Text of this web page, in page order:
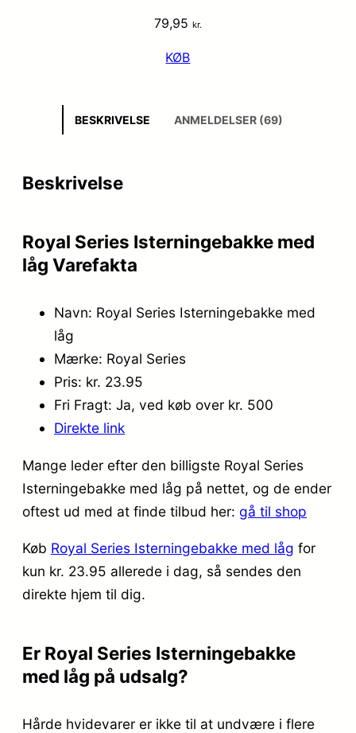
79,95 kr.
KØB
BESKRIVELSE ANMELDELSER (69)
Beskrivelse
Royal Series Isterningebakke med
låg Varefakta
Navn: Royal Series Isterningebakke med
låg
Mærke: Royal Series
Pris: kr. 23.95
Fri Fragt: Ja, ved køb over kr. 500
Direkte link
Mange leder efter den billigste Royal Series
Isterningebakke med låg på nettet, og de ender
oftest ud med at finde tilbud her: gå til shop
Køb Royal Series Isterningebakke med låg for
kun kr. 23.95 allerede i dag, så sendes den
direkte hjem til dig.
Er Royal Series Isterningebakke
med låg på udsalg?
Hårde hvidevarer er ikke til at undvære i flere